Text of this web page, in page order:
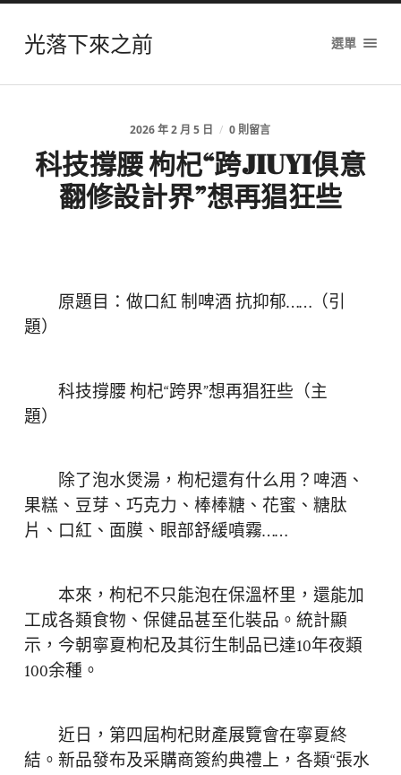
光落下來之前 選單
2026 年 2 月 5 日 / 0 則留言
科技撐腰 枸杞“跨JIUYI俱意
翻修設計界”想再猖狂些
原題目：做口紅 制啤酒 抗抑郁……（引
題）
科技撐腰 枸杞“跨界”想再猖狂些（主
題）
除了泡水煲湯，枸杞還有什么用？啤酒、
果糕、豆芽、巧克力、棒棒糖、花蜜、糖肽
片、口紅、面膜、眼部舒緩噴霧……
本來，枸杞不只能泡在保溫杯里，還能加
工成各類食物、保健品甚至化裝品。統計顯
示，今朝寧夏枸杞及其衍生制品已達10年夜類
100余種。
近日，第四屆枸杞財產展覽會在寧夏終
結。新品發布及采購商簽約典禮上，各類“張水